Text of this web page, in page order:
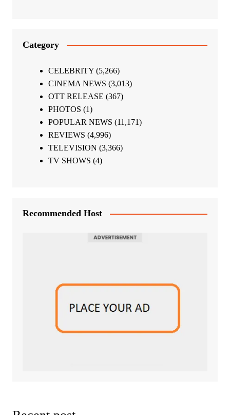
Category
CELEBRITY(5,266)
CINEMA NEWS (3,013)
OTT RELEASE (367)
PHOTOS (1)
POPULAR NEWS (11,171)
REVIEWS (4,996)
TELEVISION (3,366)
TV SHOWS (4)
Recommended Host